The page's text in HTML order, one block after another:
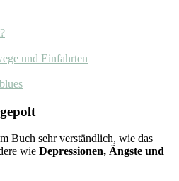
und Einfahrten
Buch sehr verständlich, wie das
wie Depressionen, Ängste und